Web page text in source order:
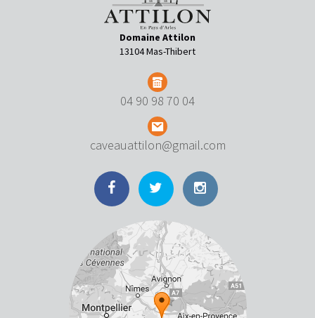
Domaine Attilon
13104 Mas-Thibert
04 90 98 70 04
caveauattilon@gmail.com